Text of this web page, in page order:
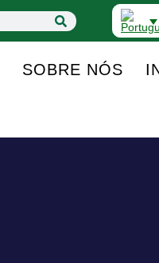
SOBRE NÓS